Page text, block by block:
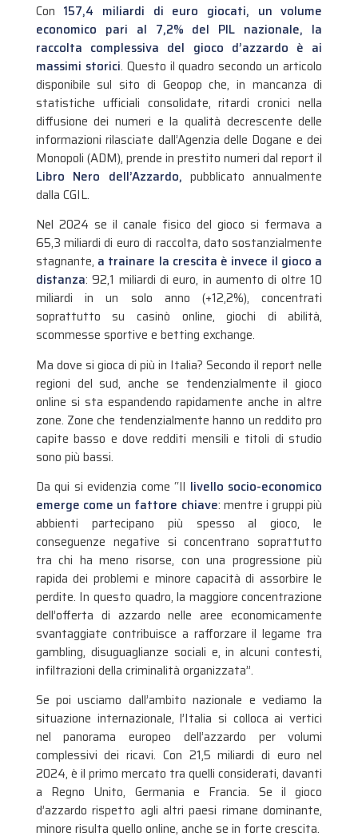
Con 157,4 miliardi di euro giocati, un volume
economico pari al 7,2% del PIL nazionale, la
raccolta complessiva del gioco d’azzardo è ai
massimi storici. Questo il quadro secondo un articolo
disponibile sul sito di Geopop che, in mancanza di
statistiche ufficiali consolidate, ritardi cronici nella
diffusione dei numeri e la qualità decrescente delle
informazioni rilasciate dall’Agenzia delle Dogane e dei
Monopoli (ADM), prende in prestito numeri dal report il
Libro Nero dell’Azzardo, pubblicato annualmente
dalla CGIL.
Nel 2024 se il canale fisico del gioco si fermava a
65,3 miliardi di euro di raccolta, dato sostanzialmente
stagnante, a trainare la crescita è invece il gioco a
distanza: 92,1 miliardi di euro, in aumento di oltre 10
miliardi in un solo anno (+12,2%), concentrati
soprattutto su casinò online, giochi di abilità,
scommesse sportive e betting exchange.
Ma dove si gioca di più in Italia? Secondo il report nelle
regioni del sud, anche se tendenzialmente il gioco
online si sta espandendo rapidamente anche in altre
zone. Zone che tendenzialmente hanno un reddito pro
capite basso e dove redditi mensili e titoli di studio
sono più bassi.
Da qui si evidenzia come “Il livello socio-economico
emerge come un fattore chiave: mentre i gruppi più
abbienti partecipano più spesso al gioco, le
conseguenze negative si concentrano soprattutto
tra chi ha meno risorse, con una progressione più
rapida dei problemi e minore capacità di assorbire le
perdite. In questo quadro, la maggiore concentrazione
dell’offerta di azzardo nelle aree economicamente
svantaggiate contribuisce a rafforzare il legame tra
gambling, disuguaglianze sociali e, in alcuni contesti,
infiltrazioni della criminalità organizzata”.
Se poi usciamo dall’ambito nazionale e vediamo la
situazione internazionale, l’Italia si colloca ai vertici
nel panorama europeo dell’azzardo per volumi
complessivi dei ricavi. Con 21,5 miliardi di euro nel
2024, è il primo mercato tra quelli considerati, davanti
a Regno Unito, Germania e Francia. Se il gioco
d’azzardo rispetto agli altri paesi rimane dominante,
minore risulta quello online, anche se in forte crescita.